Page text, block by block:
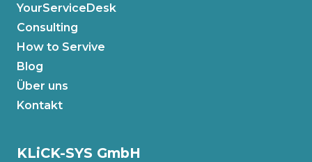
YourServiceDesk
Consulting
How to Servive
Blog
Über uns
Kontakt
KLiCK-SYS GmbH